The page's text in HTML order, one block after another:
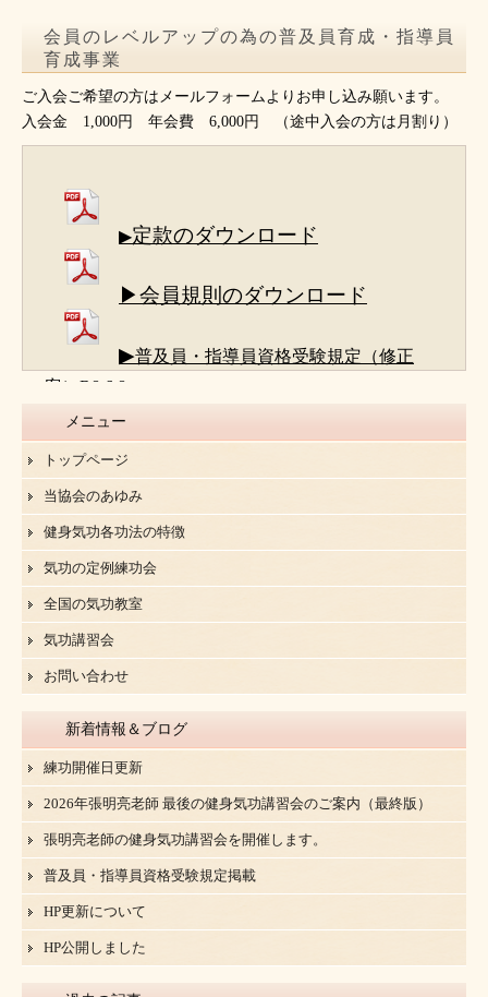
会員のレベルアップの為の普及員育成・指導員
育成事業
ご入会ご希望の方はメールフォームよりお申し込み願います。
入会金 1,000円 年会費 6,000円 （途中入会の方は月割り）
▶定款のダウンロード
▶会員規則のダウンロード
▶普及員・指導員資格受験規定（修正
案）R8.6.8
メニュー
トップページ
当協会のあゆみ
健身気功各功法の特徴
気功の定例練功会
全国の気功教室
気功講習会
お問い合わせ
新着情報＆ブログ
練功開催日更新
2026年張明亮老師 最後の健身気功講習会のご案内（最終版）
張明亮老師の健身気功講習会を開催します。
普及員・指導員資格受験規定掲載
HP更新について
HP公開しました